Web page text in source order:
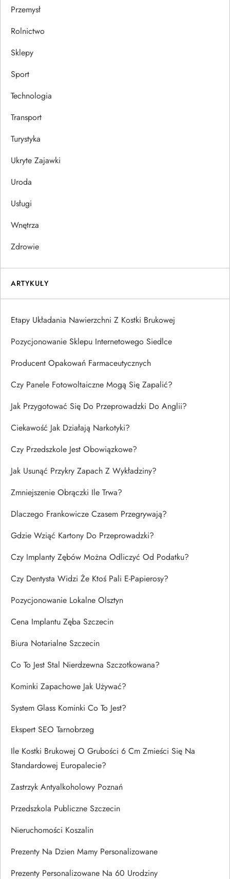
Przemysł
Rolnictwo
Sklepy
Sport
Technologia
Transport
Turystyka
Ukryte Zajawki
Uroda
Usługi
Wnętrza
Zdrowie
ARTYKUŁY
Etapy Układania Nawierzchni Z Kostki Brukowej
Pozycjonowanie Sklepu Internetowego Siedlce
Producent Opakowań Farmaceutycznych
Czy Panele Fotowoltaiczne Mogą Się Zapalić?
Jak Przygotować Się Do Przeprowadzki Do Anglii?
Ciekawość Jak Działają Narkotyki?
Czy Przedszkole Jest Obowiązkowe?
Jak Usunąć Przykry Zapach Z Wykładziny?
Zmniejszenie Obrączki Ile Trwa?
Dlaczego Frankowicze Czasem Przegrywają?
Gdzie Wziąć Kartony Do Przeprowadzki?
Czy Implanty Zębów Można Odliczyć Od Podatku?
Czy Dentysta Widzi Że Ktoś Pali E-Papierosy?
Pozycjonowanie Lokalne Olsztyn
Cena Implantu Zęba Szczecin
Biura Notarialne Szczecin
Co To Jest Stal Nierdzewna Szczotkowana?
Kominki Zapachowe Jak Używać?
System Glass Kominki Co To Jest?
Ekspert SEO Tarnobrzeg
Ile Kostki Brukowej O Grubości 6 Cm Zmieści Się Na
Standardowej Europalecie?
Zastrzyk Antyalkoholowy Poznań
Przedszkola Publiczne Szczecin
Nieruchomości Koszalin
Prezenty Na Dzien Mamy Personalizowane
Prezenty Personalizowane Na 60 Urodziny